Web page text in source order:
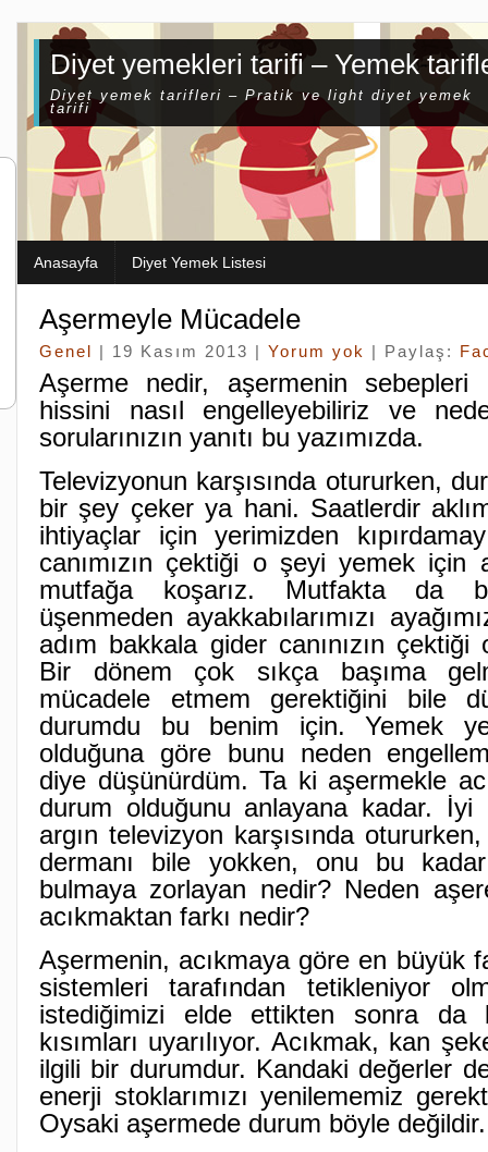
Diyet yemekleri tarifi – Yemek
Diyet yemek tarifleri – Pratik ve light diyet yemek
tarifi
Anasayfa Diyet Yemek Listesi
Aşermeyle Mücadele
Genel | 19 Kasım 2013 | Yorum yok | Paylaş:
Aşerme nedir, aşermenin sebepleri
hissini nasıl engelleyebiliriz ve
sorularınızın yanıtı bu yazımızda.
Televizyonun karşısında otururken,
bir şey çeker ya hani. Saatlerdir
ihtiyaçlar için yerimizden
canımızın çektiği o şeyi yemek için
mutfağa koşarız. Mutfakta da
üşenmeden ayakkabılarımızı
adım bakkala gider canınızın
Bir dönem çok sıkça başıma
mücadele etmem gerektiğini bile
durumdu bu benim için. Yemek
olduğuna göre bunu neden
diye düşünürdüm. Ta ki aşermekle
durum olduğunu anlayana kadar. İyi
argın televizyon karşısında
dermanı bile yokken, onu bu
bulmaya zorlayan nedir? Neden
acıkmaktan farkı nedir?
Aşermenin, acıkmaya göre en büyük
sistemleri tarafından tetikleniyor
istediğimizi elde ettikten sonra da
kısımları uyarılıyor. Acıkmak, kan
ilgili bir durumdur. Kandaki değerler
enerji stoklarımızı yenilememiz
Oysaki aşermede durum böyle değildir.